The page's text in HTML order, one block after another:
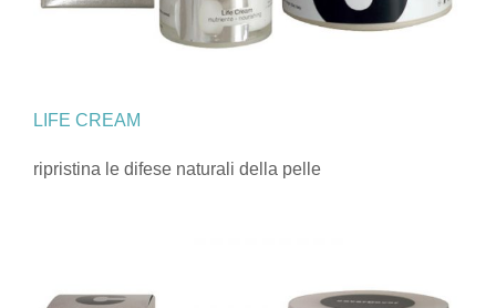
LIFE CREAM
ripristina le difese naturali della pelle